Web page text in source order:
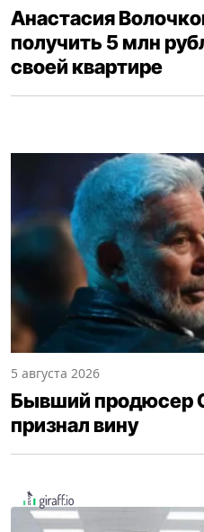
Анастасия
получить 5 млн
своей квартире
5 августа 2026
Бывший продюсер
признал вину